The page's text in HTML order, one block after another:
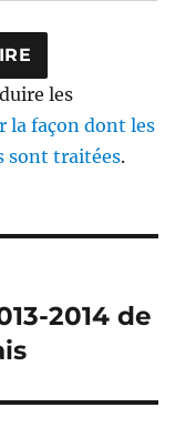
les
la façon dont les
sont traitées.
2014 de